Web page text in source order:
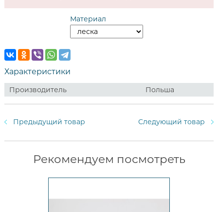
Материал
Характеристики
Производитель Польша
Предыдущий товар Следующий товар
Рекомендуем посмотреть